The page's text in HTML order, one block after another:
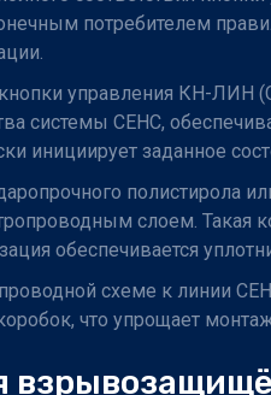
потребителем
управления КН-ЛИН
системы СЕНС,
инициирует заданное
слоем. Такая
обеспечивается
схеме к линии
что упрощает